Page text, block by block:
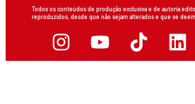
Todos os conteúdos de produção exclusiva e de autoria
reproduzidos, desde que não sejam alterados e que se